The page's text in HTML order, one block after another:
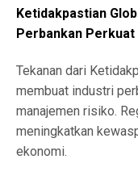
Ketidakpastian
Perbankan
Tekanan dari
membuat industri
manajemen risiko.
meningkatkan
ekonomi.